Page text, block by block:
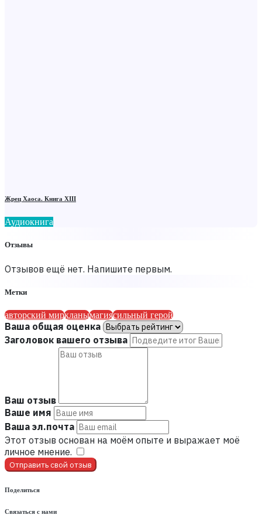
Жрец Хаоса. Книга ХIII
Аудиокнига
Отзывы
Отзывов ещё нет. Напишите первым.
Метки
авторский миркланымагиясильный герой
Ваша общая оценка
Заголовок вашего отзыва
Ваш отзыв
Ваше имя
Ваша эл.почта
Этот отзыв основан на моём опыте и выражает моё
личное мнение.
Отправить свой отзыв
Поделиться
Связаться с нами